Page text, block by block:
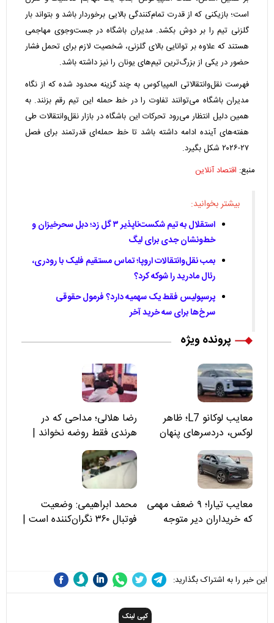
است؛ بازیکنی که از قدرت تمام‌کنندگی بالایی برخوردار باشد و بتواند بار
گلزنی تیم را بر دوش بکشد. مدیران باشگاه در جست‌وجوی مهاجمی
هستند که علاوه بر توانایی بالای گلزنی، شخصیت لازم برای تحمل فشار
حضور در یکی از بزرگ‌ترین تیم‌های یونان را نیز داشته باشد.
فهرست نقل‌وانتقالاتی المپیاکوس به چند گزینه محدود شده که از نگاه
مدیران باشگاه می‌توانند تفاوت را در خط حمله این تیم رقم بزنند. به
همین دلیل انتظار می‌رود تحرکات این باشگاه در بازار نقل‌وانتقالات طی
هفته‌های آینده ادامه داشته باشد تا خط حمله‌ای قدرتمند برای فصل
۲۷-۲۰۲۶ شکل بگیرد.
منبع: اقتصاد آنلاین
بیشتر بخوانید:
استقلال به تیم شکست‌ناپذیر ۳ گل زد؛ دبل سحرخیزان و
خط‌ونشان جدی برای لیگ
بمب نقل‌وانتقالات اروپا؛ تماس مستقیم فلیک با رودری،
رئال مادرید را شوکه کرد؟
پرسپولیس فقط یک سهمیه دارد؟ فرمول حقوقی
سرخ‌ها برای سه خرید آخر
پرونده ویژه
معایب لوکانو L7؛ ظاهر
لوکس، دردسرهای پنهان
رضا هلالی؛ مداحی که در
هرندی فقط روضه نخواند |
مسئولان «تکیه‌گاه آقا مرتضی
علی(ع)» را جدی‌تر ببینند
معایب تیارا؛ ۹ ضعف مهمی
که خریداران دیر متوجه
محمد ابراهیمی: وضعیت
فوتبال ۳۶۰ نگران‌کننده است |
این خبر را به اشتراک بگذارید:
کپی لینک